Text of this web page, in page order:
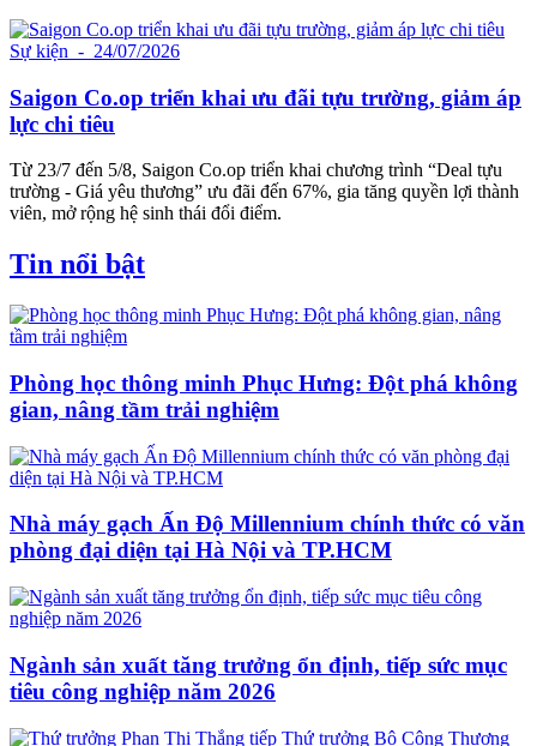
Sự kiện - 24/07/2026
Saigon Co.op triển khai ưu đãi tựu trường, giảm áp
lực chi tiêu
Từ 23/7 đến 5/8, Saigon Co.op triển khai chương trình “Deal tựu
trường - Giá yêu thương” ưu đãi đến 67%, gia tăng quyền lợi thành
viên, mở rộng hệ sinh thái đổi điểm.
Tin nổi bật
Phòng học thông minh Phục Hưng: Đột phá không
gian, nâng tầm trải nghiệm
Nhà máy gạch Ấn Độ Millennium chính thức có văn
phòng đại diện tại Hà Nội và TP.HCM
Ngành sản xuất tăng trưởng ổn định, tiếp sức mục
tiêu công nghiệp năm 2026